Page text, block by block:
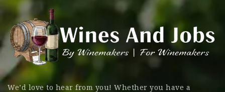
We’d love to hear from you! Whether you have a